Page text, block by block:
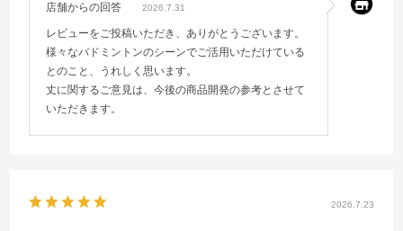
店舗からの回答 2026.7.31
レビューをご投稿いただき、ありがとうございます。
様々なバドミントンのシーンでご活用いただけている
とのこと、うれしく思います。
丈に関するご意見は、今後の商品開発の参考とさせて
いただきます。
2026.7.23